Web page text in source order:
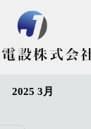
2025 3月